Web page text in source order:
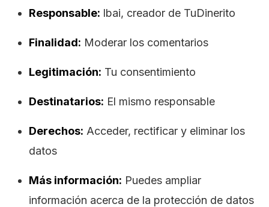
Responsable: lbai, creador de TuDinerito
Finalidad: Moderar los comentarios
Legitimación: Tu consentimiento
Destinatarios: El mismo responsable
Derechos: Acceder, rectificar y eliminar los
datos
Más información: Puedes ampliar
información acerca de la protección de datos